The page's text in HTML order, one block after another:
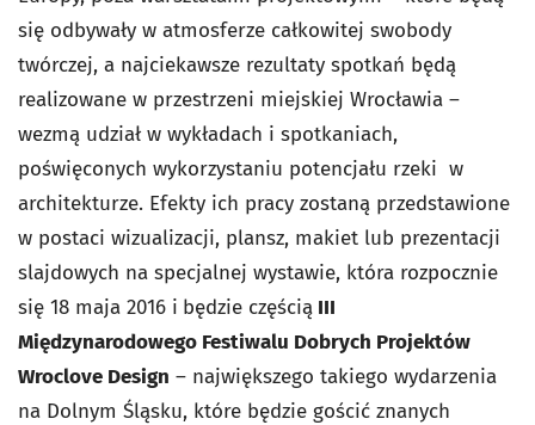
się odbywały w atmosferze całkowitej swobody
twórczej, a najciekawsze rezultaty spotkań będą
realizowane w przestrzeni miejskiej Wrocławia –
wezmą udział w wykładach i spotkaniach,
poświęconych wykorzystaniu potencjału rzeki w
architekturze. Efekty ich pracy zostaną przedstawione
w postaci wizualizacji, plansz, makiet lub prezentacji
slajdowych na specjalnej wystawie, która rozpocznie
się 18 maja 2016 i będzie częścią III
Międzynarodowego Festiwalu Dobrych Projektów
Wroclove Design – największego takiego wydarzenia
na Dolnym Śląsku, które będzie gościć znanych